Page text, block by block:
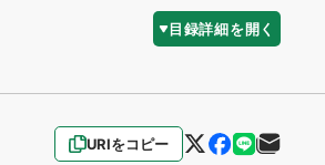
目録詳細を開く
URIをコピー